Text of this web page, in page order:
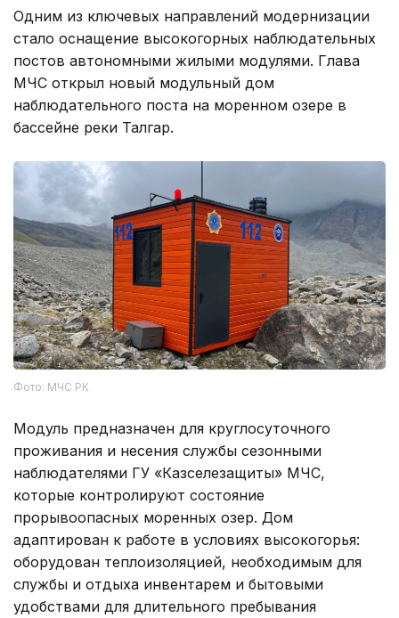
Одним из ключевых направлений модернизации
стало оснащение высокогорных наблюдательных
постов автономными жилыми модулями. Глава
МЧС открыл новый модульный дом
наблюдательного поста на моренном озере в
бассейне реки Талгар.
Фото: МЧС РК
Модуль предназначен для круглосуточного
проживания и несения службы сезонными
наблюдателями ГУ «Казселезащиты» МЧС,
которые контролируют состояние
прорывоопасных моренных озер. Дом
адаптирован к работе в условиях высокогорья:
оборудован теплоизоляцией, необходимым для
службы и отдыха инвентарем и бытовыми
удобствами для длительного пребывания